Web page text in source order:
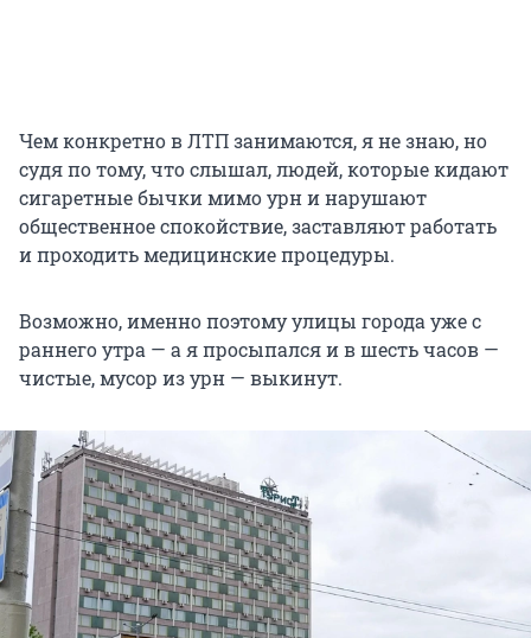
Чем конкретно в ЛТП занимаются, я не знаю, но
судя по тому, что слышал, людей, которые кидают
сигаретные бычки мимо урн и нарушают
общественное спокойствие, заставляют работать
и проходить медицинские процедуры.
Возможно, именно поэтому улицы города уже с
раннего утра — а я просыпался и в шесть часов —
чистые, мусор из урн — выкинут.